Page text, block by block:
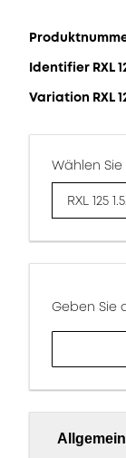
Identifier RXL
Variation RXL
Wählen
RXL 125
Geben Sie
Allgemein